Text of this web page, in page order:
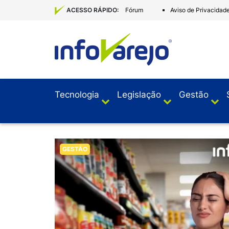
ACESSO RÁPIDO: Fórum Aviso de
Tecnologia Legislação Gestão
GESTÃO